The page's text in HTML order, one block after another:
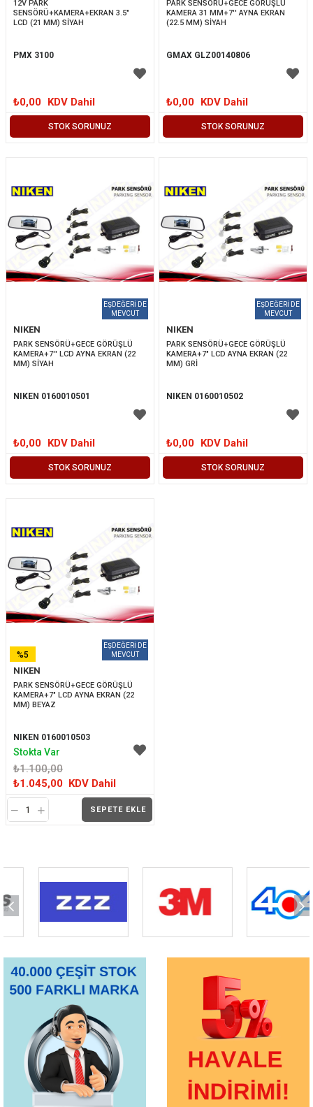
STOK SORUNUZ
12V PARK
SENSÖRÜ+KAMERA+EKRAN 3.5"
LCD (21 MM) SİYAH
PMX 3100
₺0,00 KDV Dahil
STOK SORUNUZ
PARK SENSÖRÜ+GECE GÖRÜŞLÜ
KAMERA 31 MM+7'' AYNA EKRAN
(22.5 MM) SİYAH
GMAX GLZ00140806
₺0,00 KDV Dahil
STOK SORUNUZ
NIKEN
PARK SENSÖRÜ+GECE GÖRÜŞLÜ
KAMERA+7'' LCD AYNA EKRAN (22
MM) SİYAH
NIKEN 0160010501
₺0,00 KDV Dahil
STOK SORUNUZ
NIKEN
PARK SENSÖRÜ+GECE GÖRÜŞLÜ
KAMERA+7" LCD AYNA EKRAN (22
MM) GRİ
NIKEN 0160010502
₺0,00 KDV Dahil
NIKEN
PARK SENSÖRÜ+GECE GÖRÜŞLÜ
KAMERA+7" LCD AYNA EKRAN (22
MM) BEYAZ
NIKEN 0160010503
₺1.100,00
₺1.045,00 KDV Dahil
SEPETE EKLE
%5
İNDIRIM
Stokta Var